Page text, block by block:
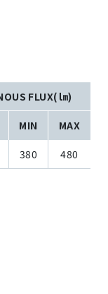
FLUX(㏐)
MIN MAX
380 480